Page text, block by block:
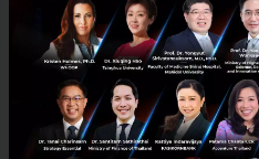
ภัยชายแดนไทย-กัมพูชา ซึ่ง
ไปรษณีย์ไทยแล้วกว่า
104,365 กิโลกรัม
ด้านธรรมาภิบาลและการกำ